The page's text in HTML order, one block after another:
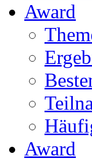
Award
Award